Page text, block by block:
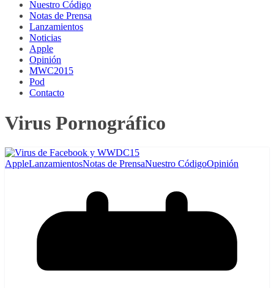
Nuestro Código
Notas de Prensa
Lanzamientos
Noticias
Apple
Opinión
MWC2015
Pod
Contacto
Virus Pornográfico
AppleLanzamientosNotas de PrensaNuestro CódigoOpinión